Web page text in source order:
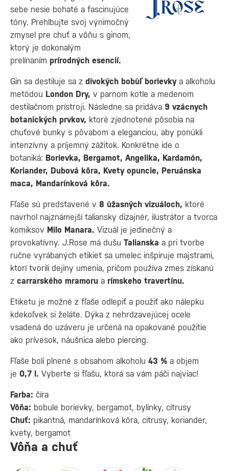
sebe nesie bohaté a fascinujúce
tóny. Prehlbujte svoj výnimočný
zmysel pre chuť a vôňu s ginom,
ktorý je dokonalým
prelínaním prírodných esencií.
Gin sa destiluje sa z divokých bobúľ borievkya alkoholu
metódou London Dry, v parnom kotle a medenom
destilačnom prístroji. Následne sa pridáva 9 vzácnych
botanických prvkov, ktoré zjednotené pôsobia na
chuťové bunky s pôvabom a eleganciou, aby ponúkli
intenzívny a príjemný zážitok. Konkrétne ide o
botaniká: Borievka, Bergamot, Angelika, Kardamón,
Koriander, Dubová kôra, Kvety opuncie, Peruánska
maca, Mandarínková kôra.
Fľaše sú predstavené v 8 úžasných vizuáloch, ktoré
navrhol najznámejší taliansky dizajnér, ilustrátor a tvorca
komiksov Milo Manara. Vizuál je jedinečný a
provokatívny. J.Rose má dušu Talianska a pri tvorbe
ručne vyrábaných etikiet sa umelec inšpiruje majstrami,
ktorí tvorili dejiny umenia, pričom používa zmes získanú
z carrarského mramoru a rímskeho travertínu.
Etiketu je možné z fľaše odlepiť a použiť ako nálepku
kdekoľvek si želáte. Dýka z nehrdzavejúcej ocele
vsadená do uzáveru je určená na opakované použitie
ako prívesok, náušnica alebo piercing.
Fľaše boli plnené s obsahom alkoholu 43 % a objem
je 0,7 l. Vyberte si fľašu, ktorá sa vám páči najviac!
Farba: číra
Vôňa: bobule borievky, bergamot, bylinky, citrusy
Chuť: pikantná, mandarínková kôra, citrusy, koriander,
kvety, bergamot
Vôňa a chuť